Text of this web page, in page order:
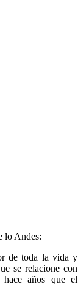
lo Andes:
de toda la vida y
se relacione con
años que el